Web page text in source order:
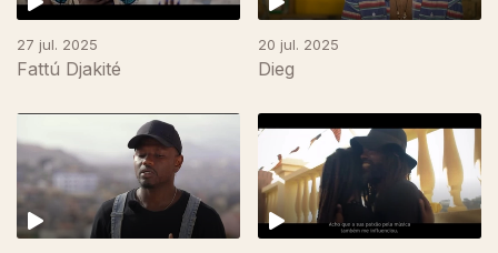
27 jul. 2025
Fattú Djakité
20 jul. 2025
Dieg